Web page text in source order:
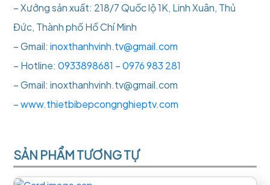
– Xưởng sản xuất: 218/7 Quốc lộ 1K, Linh Xuân, Thủ
Đức, Thành phố Hồ Chí Minh
– Gmail: inoxthanhvinh.tv@gmail.com
– Hotline: 0933898681 –0976 983 281
– Gmail: inoxthanhvinh.tv@gmail.com
–www.thietbibepcongnghieptv.com
SẢN PHẨM TƯƠNG TỰ